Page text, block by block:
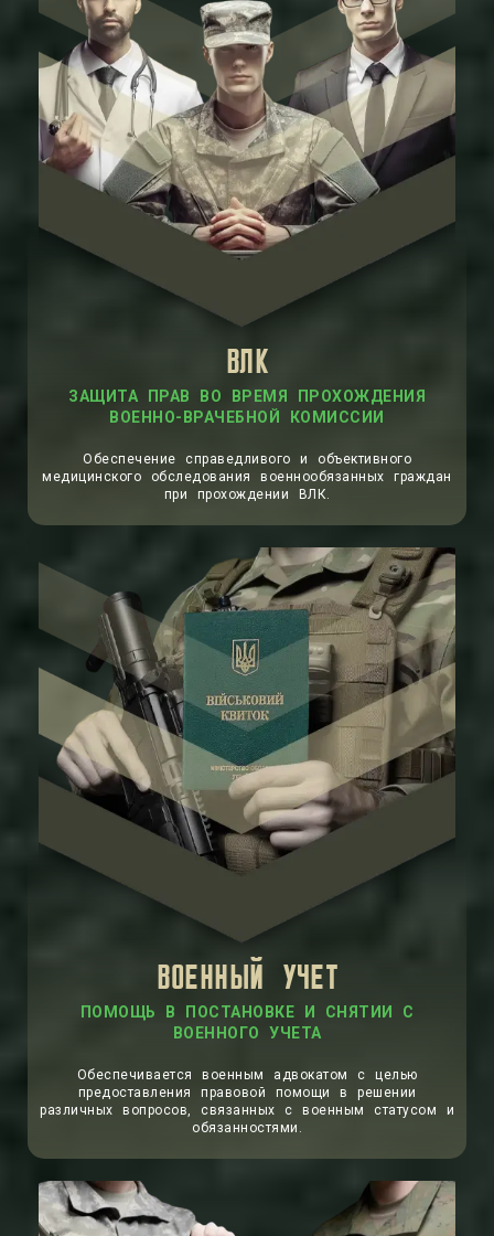
ВЛК
Обеспечение справедливого и объективного
медицинского обследования военнообязанных граждан
при прохождении ВЛК.
ВОЕННЫЙ УЧЕТ
Обеспечивается военным адвокатом с целью
предоставления правовой помощи в решении
различных вопросов, связанных с военным статусом и
обязанностями.